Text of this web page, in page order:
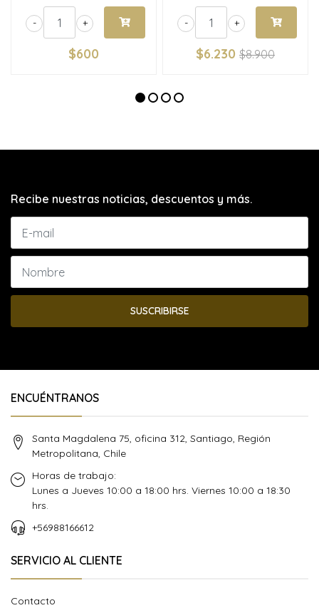
+
-
$600
+
-
$6.230 $8.900
Recibe nuestras noticias, descuentos y más.
SUSCRIBIRSE
ENCUÉNTRANOS
Santa Magdalena 75, oficina 312, Santiago, Región
Metropolitana, Chile
Horas de trabajo:
Lunes a Jueves 10:00 a 18:00 hrs. Viernes 10:00 a 18:30
hrs.
+56988166612
SERVICIO AL CLIENTE
Contacto